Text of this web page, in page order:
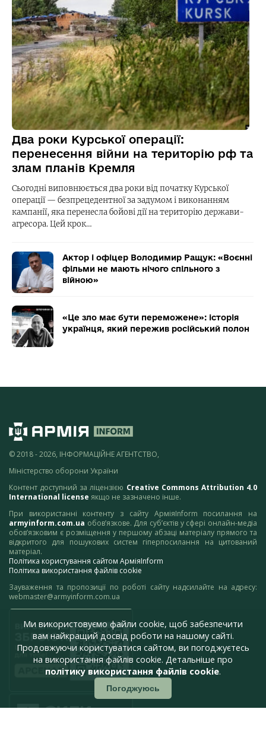
Два роки Курської операції:
перенесення війни на територію рф та
злам планів Кремля
Сьогодні виповнюється два роки від початку Курської
операції — безпрецедентної за задумом і виконанням
кампанії, яка перенесла бойові дії на територію держави-
агресора. Цей крок…
Актор і офіцер Володимир Ращук: «Воєнні
фільми не мають нічого спільного з
війною»
«Це зло має бути переможене»: історія
українця, який пережив російський полон
© 2018 - 2026, ІНФОРМАЦІЙНЕ АГЕНТСТВО,
Міністерство оборони України
Контент доступний за ліцензією Creative Commons Attribution 4.0
International license якщо не зазначено інше.
При використанні контенту з сайту АрміяInform посилання на
armyinform.com.ua обов’язкове. Для суб’єктів у сфері онлайн-медіа
обов’язковим є розміщення у першому абзаці матеріалу прямого та
відкритого для пошукових систем гіперпосилання на цитований
матеріал.
Політика користування сайтом АрміяInform
Політика використання файлів cookie
Зауваження та пропозиції по роботі сайту надсилайте на адресу:
webmaster@armyinform.com.ua
Ми використовуємо файли cookie, щоб забезпечити
вам найкращий досвід роботи на нашому сайті.
Продовжуючи користуватися сайтом, ви погоджуєтесь
на використання файлів cookie. Детальніше про
політику використання файлів cookie.
Погоджуюсь